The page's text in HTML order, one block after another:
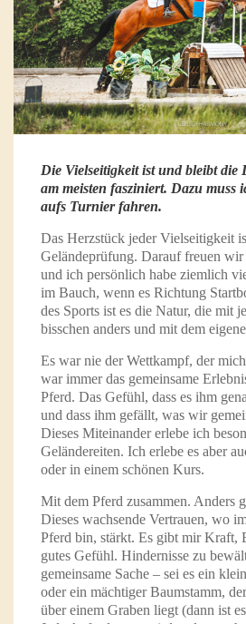
Die Vielseitigkeit ist und bleibt die
am meisten fasziniert. Dazu muss
aufs Turnier fahren.
Das Herzstück jeder Vielseitigkeit
Geländeprüfung. Darauf freuen wir
und ich persönlich habe ziemlich
im Bauch, wenn es Richtung
des Sports ist es die Natur, die mit
bisschen anders und mit dem
Es war nie der Wettkampf, der
war immer das gemeinsame
Pferd. Das Gefühl, dass es ihm
und dass ihm gefällt, was wir
Dieses Miteinander erlebe ich
Geländereiten. Ich erlebe es aber
oder in einem schönen Kurs.
Mit dem Pferd zusammen. Anders
Dieses wachsende Vertrauen, wo
Pferd bin, stärkt. Es gibt mir Kraft,
gutes Gefühl. Hindernisse zu
gemeinsame Sache – sei es ein
oder ein mächtiger Baumstamm,
über einem Graben liegt (dann ist